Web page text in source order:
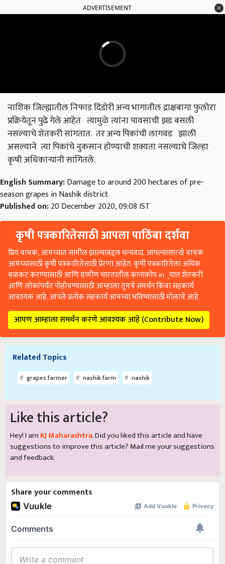
ADVERTISEMENT
नाशिक जिल्ह्यातील निफाड दिंडोरी अन्य भागातील द्राक्षबागा फुलोरा
प्रक्रियेतून पुढे गेले आहेत त्यामुळे त्यांना पावसाची झड बसली
नसल्याचे शेतकरी सांगतात. तर अन्य पिकांची लागवड झाली
असल्याने त्या पिकांचे नुकसान होण्याची शक्यता नसल्याचे जिल्हा
कृषी अधिकाऱ्यांनी सांगितले.
English Summary:Damage to around 200 hectares of pre-
season grapes in Nashik district
Published on:20 December 2020, 09:08 IST
कृषी पत्रकारितेसाठी आपला पाठिंबा दर्शवा
प्रिय वाचक, आमच्यात सामील झाल्याबद्दल धन्यवाद. आपल्यासारखे वाचक
आमच्यासाठी कृषी पत्रकारितेसाठी प्रेरणा आहेत. कृषी पत्रकारितेला अधिक
बळकट करण्यासाठी आणि ग्रामीण भारतातील कानाकोप in्यात शेतकरी
आणि लोकांपर्यंत पोहोचण्यासाठी आम्हाला तुमचे समर्थन किंवा सहकार्य
आवश्यक आहे. आपले प्रत्येक सहकार्य आमच्या भविष्यासाठी मोलाचे आहे.
आपण आम्हाला समर्थन करणे आवश्यक आहे (Contribute Now)
Related Topics
grapes farmer nashik farm nashik
Like this article?
Hey! I am KJ Maharashtra. Did you liked this article and have
suggestions to improve this article?Mailme your suggestions
and feedback.
Share your comments